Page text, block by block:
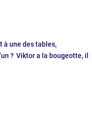
à une des tables,
? Viktor a la bougeotte, il